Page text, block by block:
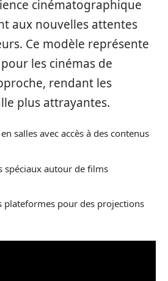
cinématographique
aux nouvelles attentes
Ce modèle représente
les cinémas de
rendant les
plus attrayantes.
salles avec accès à des contenus
spéciaux autour de films
plateformes pour des projections